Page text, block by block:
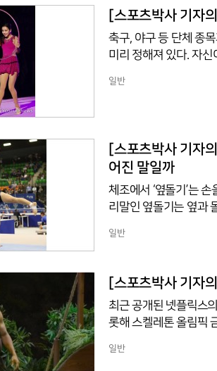
지 올리는 자세라는 뜻
n’이 어원이며, 고대
[스포츠박사 기자
축구, 야구 등 단체 종
미리 정해져 있다. 자
종목은 고정된 규칙이
을 사용했
일반
[스포츠박사 기자의 스포
어진 말일까
체조에서 ‘옆돌기’는
리말인 옆돌기는 옆과
번역한 말이다. 영어용
헤세(1877-1962)의 ‘
일반
[스포츠박사 기자
최근 공개된 넷플릭스
롯해 스켈레톤 올림픽
잃는 영화 ‘오징어 게
일반